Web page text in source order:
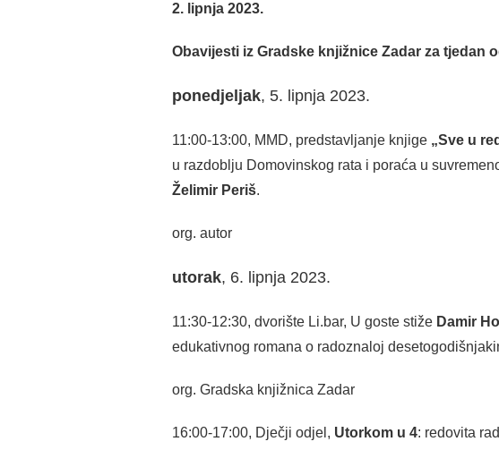
2. lipnja 2023.
Obavijesti iz Gradske knjižnice Zadar za tjedan
ponedjeljak, 5. lipnja 2023.
11:00-13:00, MMD, predstavljanje knjige „Sve u
u razdoblju Domovinskog rata i poraća u
Želimir Periš.
org. autor
utorak, 6. lipnja 2023.
11:30-12:30, dvorište Li.bar, U goste stiže Damir
edukativnog romana o radoznaloj
org. Gradska knjižnica Zadar
16:00-17:00, Dječji odjel, Utorkom u 4: redovita